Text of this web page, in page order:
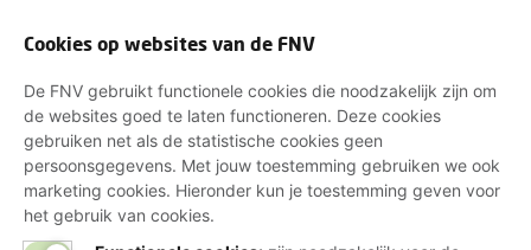
Cookies op websites van de FNV
De FNV gebruikt functionele cookies die noodzakelijk zijn om
de websites goed te laten functioneren. Deze cookies
gebruiken net als de statistische cookies geen
persoonsgegevens. Met jouw toestemming gebruiken we ook
marketing cookies. Hieronder kun je toestemming geven voor
het gebruik van cookies.